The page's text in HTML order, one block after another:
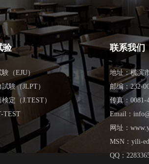
验
（EJU）
験（JLPT）
定（J.TEST）
TEST
联系我们
地址：横滨
邮编：232-
传真：0081-
Email：
网址：
MSN：yili-
QQ：